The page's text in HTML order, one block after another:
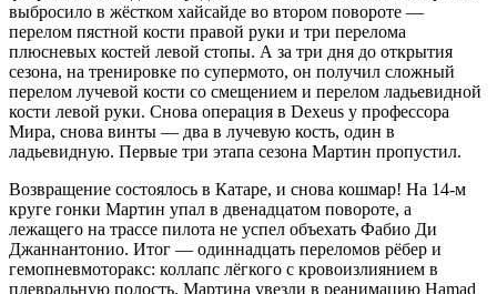
выбросило в жёстком хайсайде во втором повороте —
перелом пястной кости правой руки и три перелома
плюсневых костей левой стопы. А за три дня до открытия
сезона, на тренировке по супермото, он получил сложный
перелом лучевой кости со смещением и перелом ладьевидной
кости левой руки. Снова операция в Dexeus у профессора
Мира, снова винты — два в лучевую кость, один в
ладьевидную. Первые три этапа сезона Мартин пропустил.
Возвращение состоялось в Катаре, и снова кошмар! На 14-м
круге гонки Мартин упал в двенадцатом повороте, а
лежащего на трассе пилота не успел объехать Фабио Ди
Джаннантонио. Итог — одиннадцать переломов рёбер и
гемопневмоторакс: коллапс лёгкого с кровоизлиянием в
плевральную полость. Мартина увезли в реанимацию Hamad